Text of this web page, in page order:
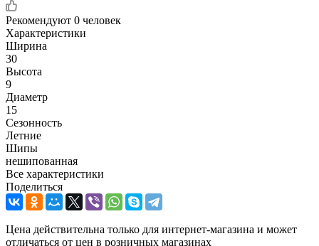
Рекомендуют 0 человек
Характеристики
Ширина
30
Высота
9
Диаметр
15
Сезонность
Летние
Шипы
нешипованная
Все характеристики
Поделиться
Цена действительна только для интернет-магазина и может
отличаться от цен в розничных магазинах